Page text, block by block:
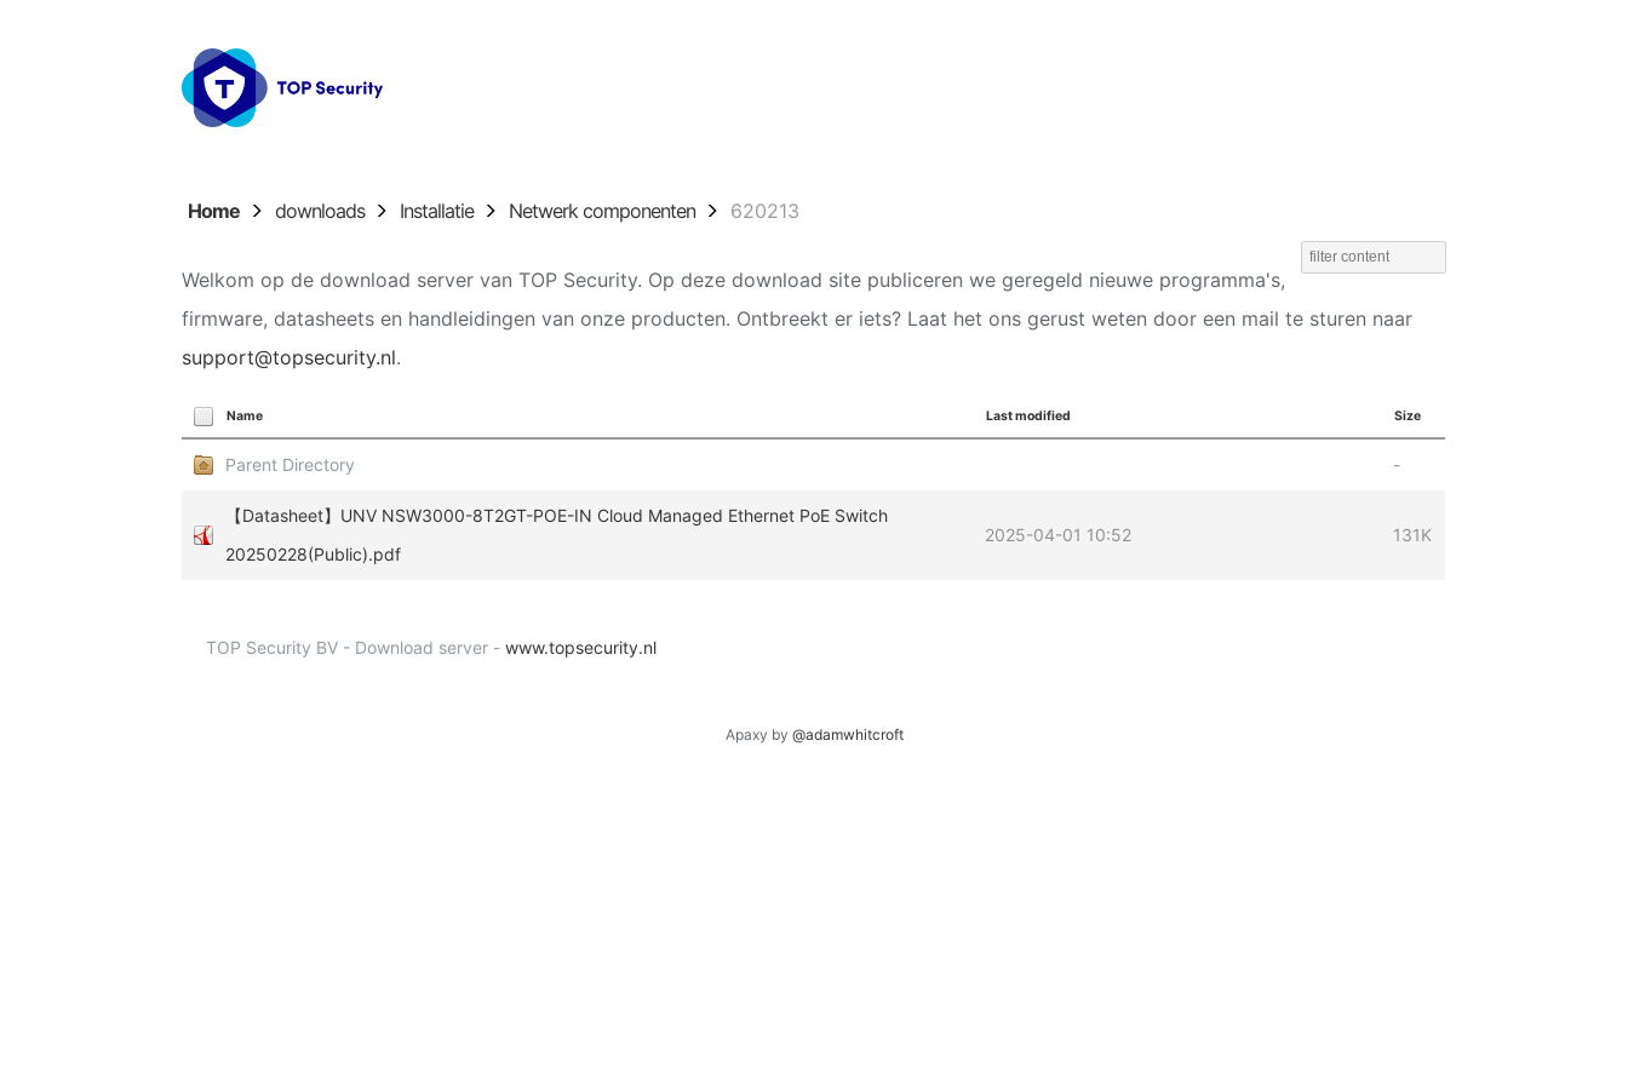
Home downloads Installatie Netwerk componenten 620213
Welkom op de download server van TOP Security. Op deze download site publiceren we geregeld nieuwe programma's,
firmware, datasheets en handleidingen van onze producten. Ontbreekt er iets? Laat het ons gerust weten door een mail te sturen naar
support@topsecurity.nl.
Name Last modified Size
Parent Directory -
【Datasheet】UNV NSW3000-8T2GT-POE-IN Cloud Managed Ethernet PoE Switch
20250228(Public).pdf
2025-04-01 10:52 131K
TOP Security BV - Download server -www.topsecurity.nl
Apaxy by @adamwhitcroft